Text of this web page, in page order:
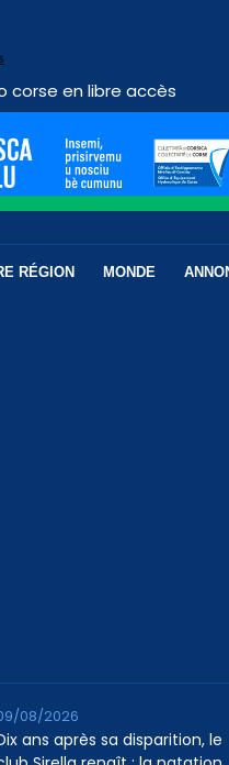
corse en libre accès
RÉGION MONDE
ans après sa disparition, le
08/2026